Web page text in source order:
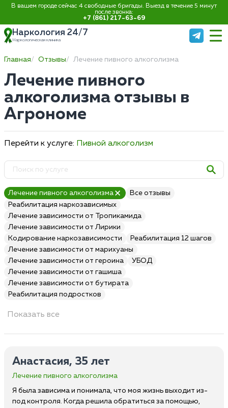
В вашем городе сейчас 4 свободные бригады. Выезд в течение 5 минут
после звонка:
+7 (861) 217-63-69
Наркология 24/7
Наркологическая клиника
Главная Отзывы Лечение пивного алкоголизма
Лечение пивного
алкоголизма отзывы в
Агрономе
Перейти к услуге: Пивной алкоголизм
Лечение пивного алкоголизма
Все отзывы
Реабилитация наркозависимых
Лечение зависимости от Тропикамида
Лечение зависимости от Лирики
Кодирование наркозависимости
Реабилитация 12 шагов
Лечение зависимости от марихуаны
Лечение зависимости от героина
УБОД
Лечение зависимости от гашиша
Лечение зависимости от бутирата
Реабилитация подростков
Показать все
Анастасия, 35 лет
Лечение пивного алкоголизма
Я была зависима и понимала, что моя жизнь выходит из-
под контроля. Когда решила обратиться за помощью,